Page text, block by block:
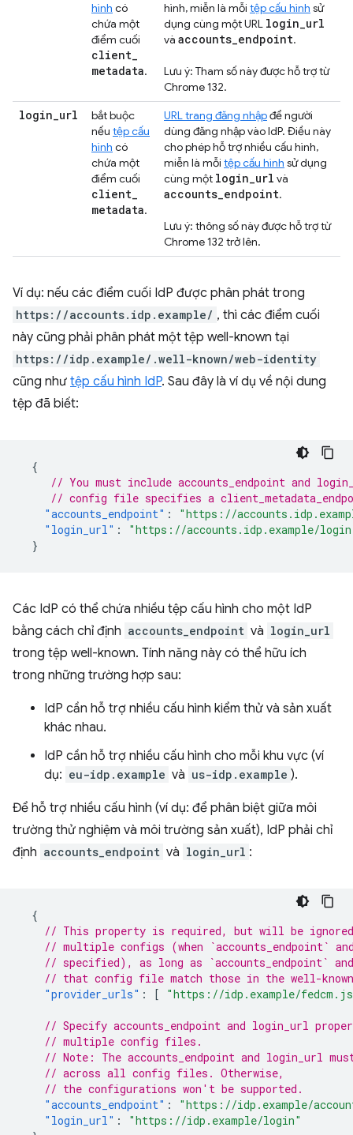
hình có
chứa một
điểm cuối
client_
metadata.
hình, miễn là mỗi tệp cấu hình sử
dụng cùng một URL login_url
và accounts_endpoint.
Lưu ý: Tham số này được hỗ trợ từ
Chrome 132.
login_url
bắt buộc
nếu tệp cấu
hình có
chứa một
điểm cuối
client_
metadata.
URL trang đăng nhậpđể người
dùng đăng nhập vào IdP. Điều này
cho phép hỗ trợ nhiều cấu hình,
miễn là mỗi tệp cấu hình sử dụng
cùng một login_url và
accounts_endpoint.
Lưu ý: thông số này được hỗ trợ từ
Chrome 132 trở lên.
Ví dụ: nếu các điểm cuối IdP được phân phát trong
https://accounts.idp.example/ , thì các điểm cuối
này cũng phải phân phát một tệp well-known tại
https://idp.example/.well-known/web-identity
cũng như tệp cấu hình IdP. Sau đây là ví dụ về nội dung
tệp đã biết:
{
// You must include accounts_endpoint and
// config file specifies a
"accounts_endpoint" :
"https://
"login_url" :
"https://accounts.idp.example/
}
Các IdP có thể chứa nhiều tệp cấu hình cho một IdP
bằng cách chỉ định accounts_endpoint và login_url
trong tệp well-known. Tính năng này có thể hữu ích
trong những trường hợp sau:
IdP cần hỗ trợ nhiều cấu hình kiểm thử và sản xuất
khác nhau.
IdP cần hỗ trợ nhiều cấu hình cho mỗi khu vực (ví
dụ: eu-idp.example và us-idp.example ).
Để hỗ trợ nhiều cấu hình (ví dụ: để phân biệt giữa môi
trường thử nghiệm và môi trường sản xuất), IdP phải chỉ
định accounts_endpoint và login_url :
{
// This property is required, but will be ignored
// multiple configs (when `accounts_endpoint`
// specified), as long as `accounts_endpoint`
// that config file match those in the well-
"provider_urls" : [ "https://idp.example/
// Specify accounts_endpoint and login_url
// multiple config files.
// Note: The accounts_endpoint and login_url
// across all config files. Otherwise,
// the configurations won't be supported.
"accounts_endpoint" :
"https://idp.example/
"login_url" :
"https://idp.example/login"